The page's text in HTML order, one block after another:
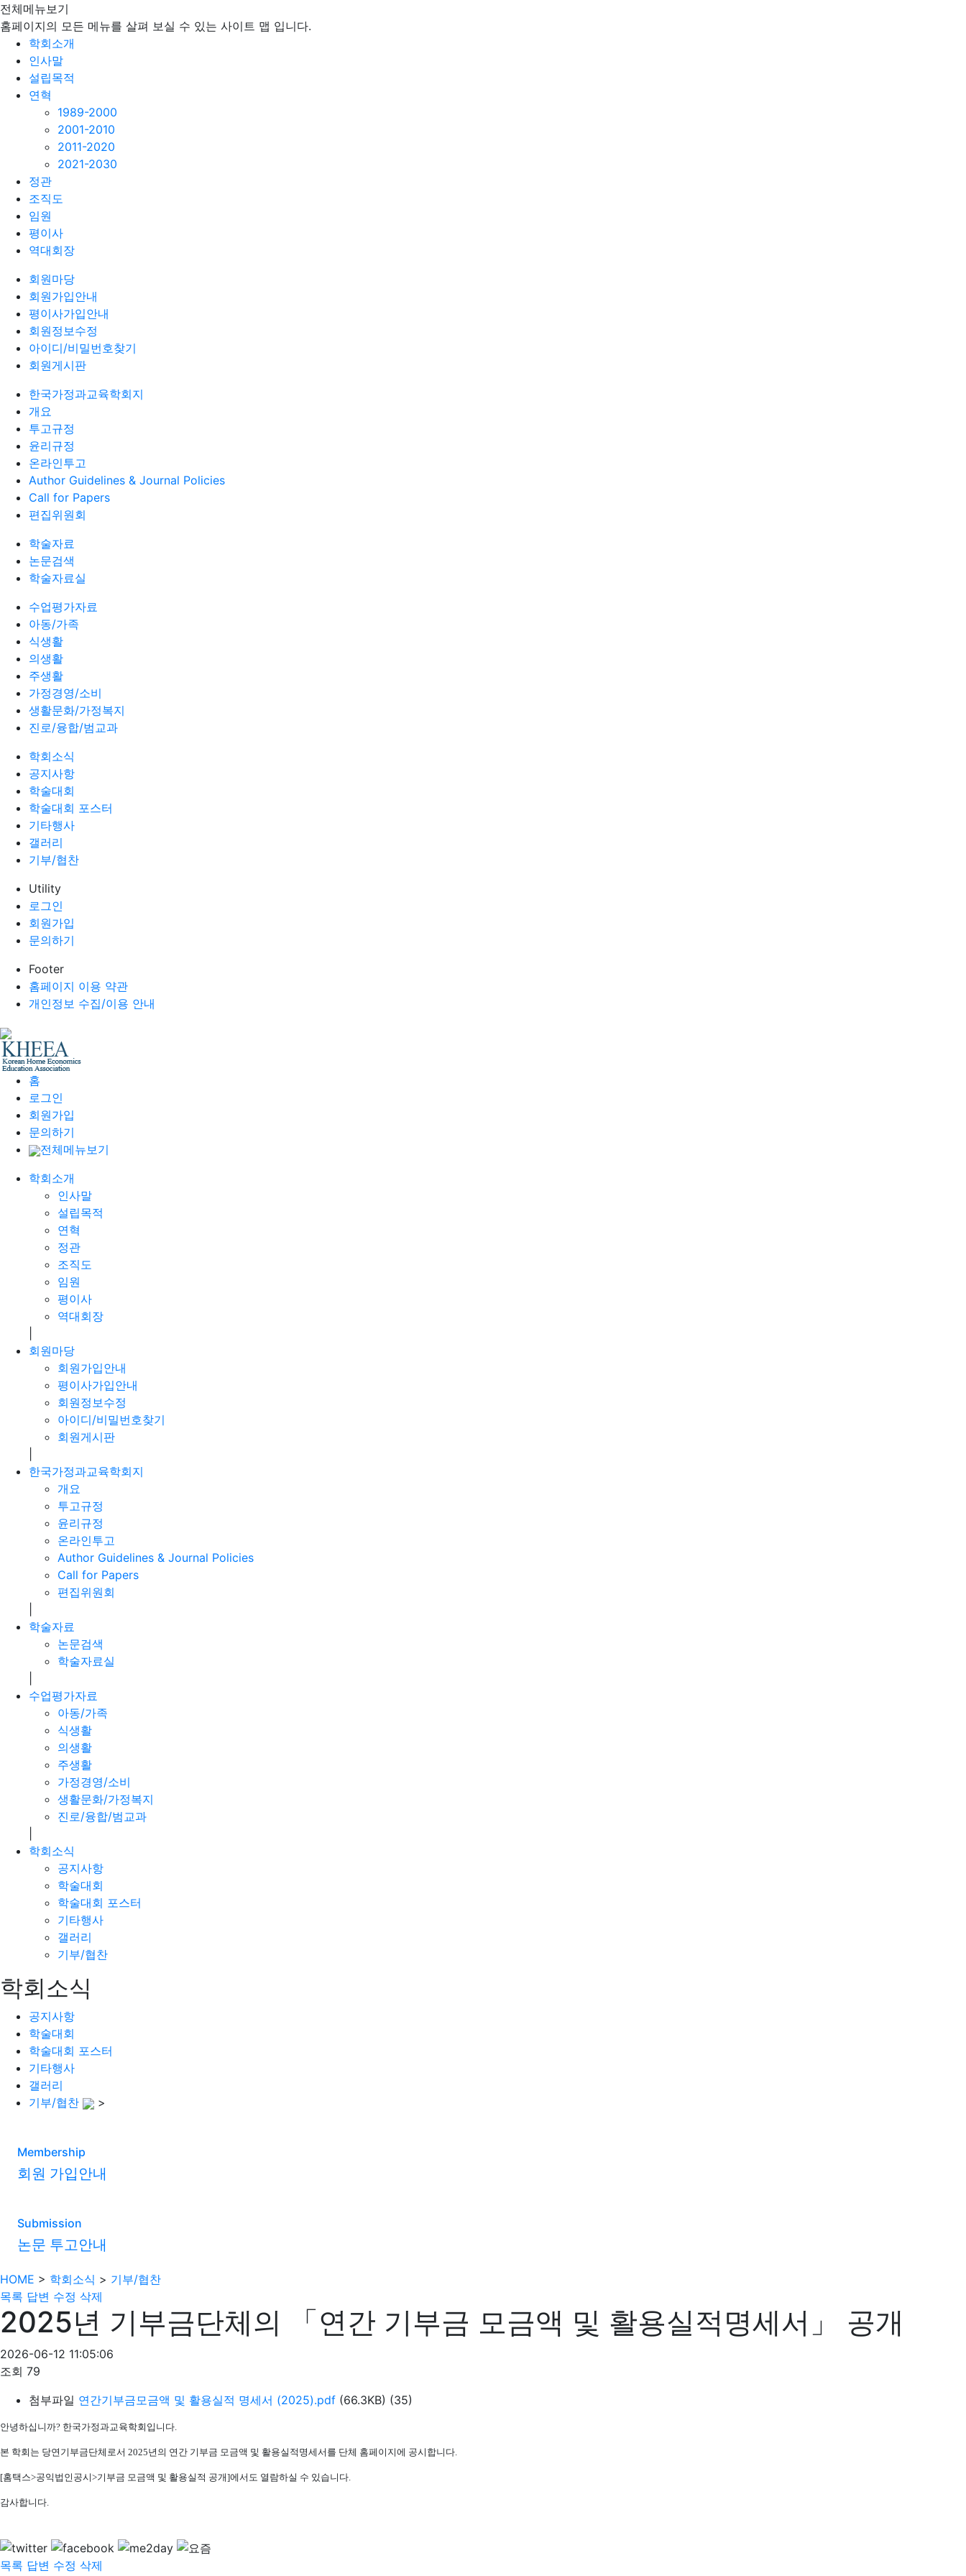
전체메뉴보기
홈페이지의 모든 메뉴를 살펴 보실 수 있는 사이트 맵 입니다.
학회소개
인사말
설립목적
연혁
1989-2000
2001-2010
2011-2020
2021-2030
정관
조직도
임원
평이사
역대회장
회원마당
회원가입안내
평이사가입안내
회원정보수정
아이디/비밀번호찾기
회원게시판
한국가정과교육학회지
개요
투고규정
윤리규정
온라인투고
Author Guidelines & Journal Policies
Call for Papers
편집위원회
학술자료
논문검색
학술자료실
수업평가자료
아동/가족
식생활
의생활
주생활
가정경영/소비
생활문화/가정복지
진로/융합/범교과
학회소식
공지사항
학술대회
학술대회 포스터
기타행사
갤러리
기부/협찬
Utility
로그인
회원가입
문의하기
Footer
홈페이지 이용 약관
개인정보 수집/이용 안내
홈
로그인
회원가입
문의하기
전체메뉴보기
학회소개
인사말
설립목적
연혁
정관
조직도
임원
평이사
역대회장
회원마당
회원가입안내
평이사가입안내
회원정보수정
아이디/비밀번호찾기
회원게시판
한국가정과교육학회지
개요
투고규정
윤리규정
온라인투고
Author Guidelines & Journal Policies
Call for Papers
편집위원회
학술자료
논문검색
학술자료실
수업평가자료
아동/가족
식생활
의생활
주생활
가정경영/소비
생활문화/가정복지
진로/융합/범교과
학회소식
공지사항
학술대회
학술대회 포스터
기타행사
갤러리
기부/협찬
학회소식
공지사항
학술대회
학술대회 포스터
기타행사
갤러리
기부/협찬
>
Membership
회원 가입안내
Submission
논문 투고안내
HOME > 학회소식 > 기부/협찬
목록 답변 수정 삭제
2025년 기부금단체의 「연간 기부금 모금액 및 활용실적명세서」 공개
2026-06-12 11:05:06
조회 79
첨부파일 연간기부금모금액 및 활용실적 명세서 (2025).pdf (66.3KB) (35)
안녕하십니까? 한국가정과교육학회입니다.
본 학회는 당연기부금단체로서 2025년의 연간 기부금 모금액 및 활용실적명세서를 단체 홈페이지에 공시합니다.
[홈택스>공익법인공시>기부금 모금액 및 활용실적 공개]에서도 열람하실 수 있습니다.
감사합니다.
목록 답변 수정 삭제